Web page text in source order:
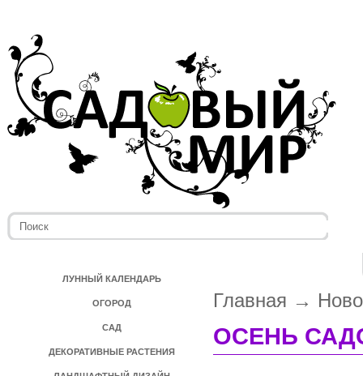
ЛУННЫЙ КАЛЕНДАРЬ
ОГОРОД
САД
ДЕКОРАТИВНЫЕ РАСТЕНИЯ
Главная →
ОСЕНЬ